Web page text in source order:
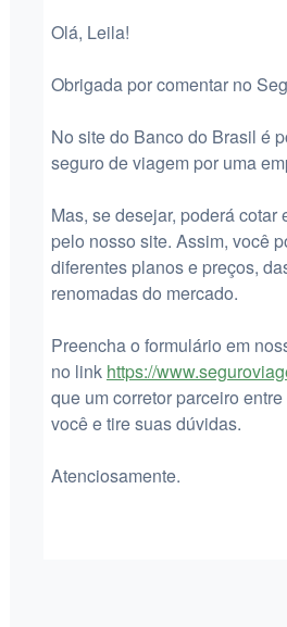
Olá, Leila!
Obrigada por comentar no
No site do Banco do Brasil é
seguro de viagem por uma
Mas, se desejar, poderá cotar
pelo nosso site. Assim, você
diferentes planos e preços,
renomadas do mercado.
Preencha o formulário em
no link https://
que um corretor parceiro
você e tire suas dúvidas.
Atenciosamente.